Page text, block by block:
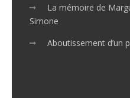
La mémoire de
Simone
Aboutissement d’un